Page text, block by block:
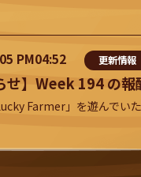
PM04:52 更新情報
せ】Week 194 の
Farmer」を遊んでい